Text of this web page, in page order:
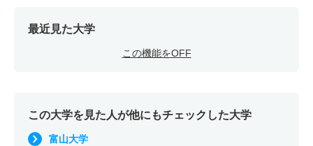
最近見た大学
この機能をOFF
この大学を見た人が他にもチェックした大学
富山大学